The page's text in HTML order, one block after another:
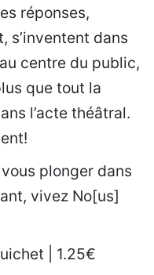
réponses,
s’inventent dans
centre du public,
que tout la
l’acte théâtral.
plonger dans
vivez No[us]
| 1.25€